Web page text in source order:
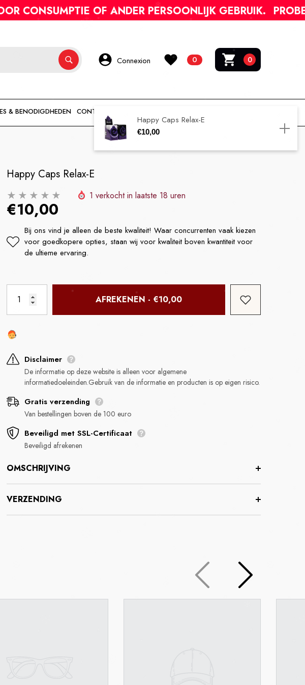
OF ANDER PERSOONLIJK GEBRUIK. PROBEER C-
Connexion 0 00 article
& BENODIGDHEDEN CONTACT
Happy Caps Relax-E
1 verkocht in laatste 18 uren
€10,00
Bij ons vind je alleen de beste kwaliteit! Waar concurrenten vaak kiezen
voor goedkopere opties, staan wij voor kwaliteit boven kwantiteit voor
de ultieme ervaring.
AFREKENEN - €10,00
Disclaimer
De informatie op deze website is alleen voor algemene
informatiedoeleinden.Gebruik van de informatie en producten is op eigen risico.
Gratis verzending
Van bestellingen boven de 100 euro
Beveiligd met SSL-Certificaat
Beveiligd afrekenen
OMSCHRIJVING
VERZENDING
Happy Caps Relax-E
€10,00
LA FUMETTE
Kanna 40x Extract 1 Gram
Prix habituel
€29,95